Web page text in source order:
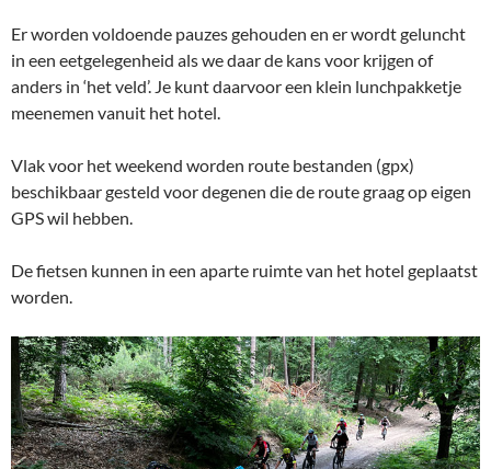
Er worden voldoende pauzes gehouden en er wordt geluncht
in een eetgelegenheid als we daar de kans voor krijgen of
anders in ‘het veld’. Je kunt daarvoor een klein lunchpakketje
meenemen vanuit het hotel.
Vlak voor het weekend worden route bestanden (gpx)
beschikbaar gesteld voor degenen die de route graag op eigen
GPS wil hebben.
De fietsen kunnen in een aparte ruimte van het hotel geplaatst
worden.